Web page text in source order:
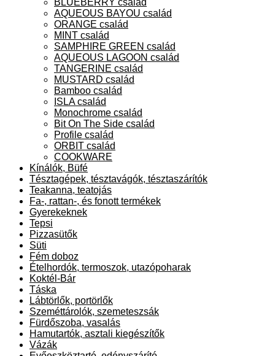
AQUEOUS BAYOU család
ORANGE család
MINT család
SAMPHIRE GREEN család
AQUEOUS LAGOON család
TANGERINE család
MUSTARD család
Bamboo család
ISLA család
Monochrome család
Bit On The Side család
Profile család
ORBIT család
COOKWARE
Kínálók, Büfé
Tésztagépek, tésztavágók, tésztaszárítók
Teakanna, teatojás
Fa-, rattan-, és fonott termékek
Gyerekeknek
Tepsi
Pizzasütők
Süti
Fém doboz
Ételhordók, termoszok, utazópoharak
Koktél-Bár
Táska
Lábtörlők, portörlők
Szeméttárolók, szemeteszsák
Fürdőszoba, vasalás
Hamutartók, asztali kiegészítők
Vázák